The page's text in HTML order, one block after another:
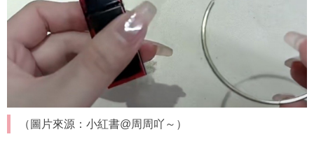
（圖片來源：小紅書@周周吖～）